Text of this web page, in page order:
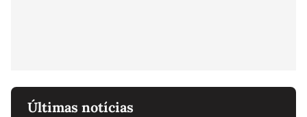
Últimas notícias